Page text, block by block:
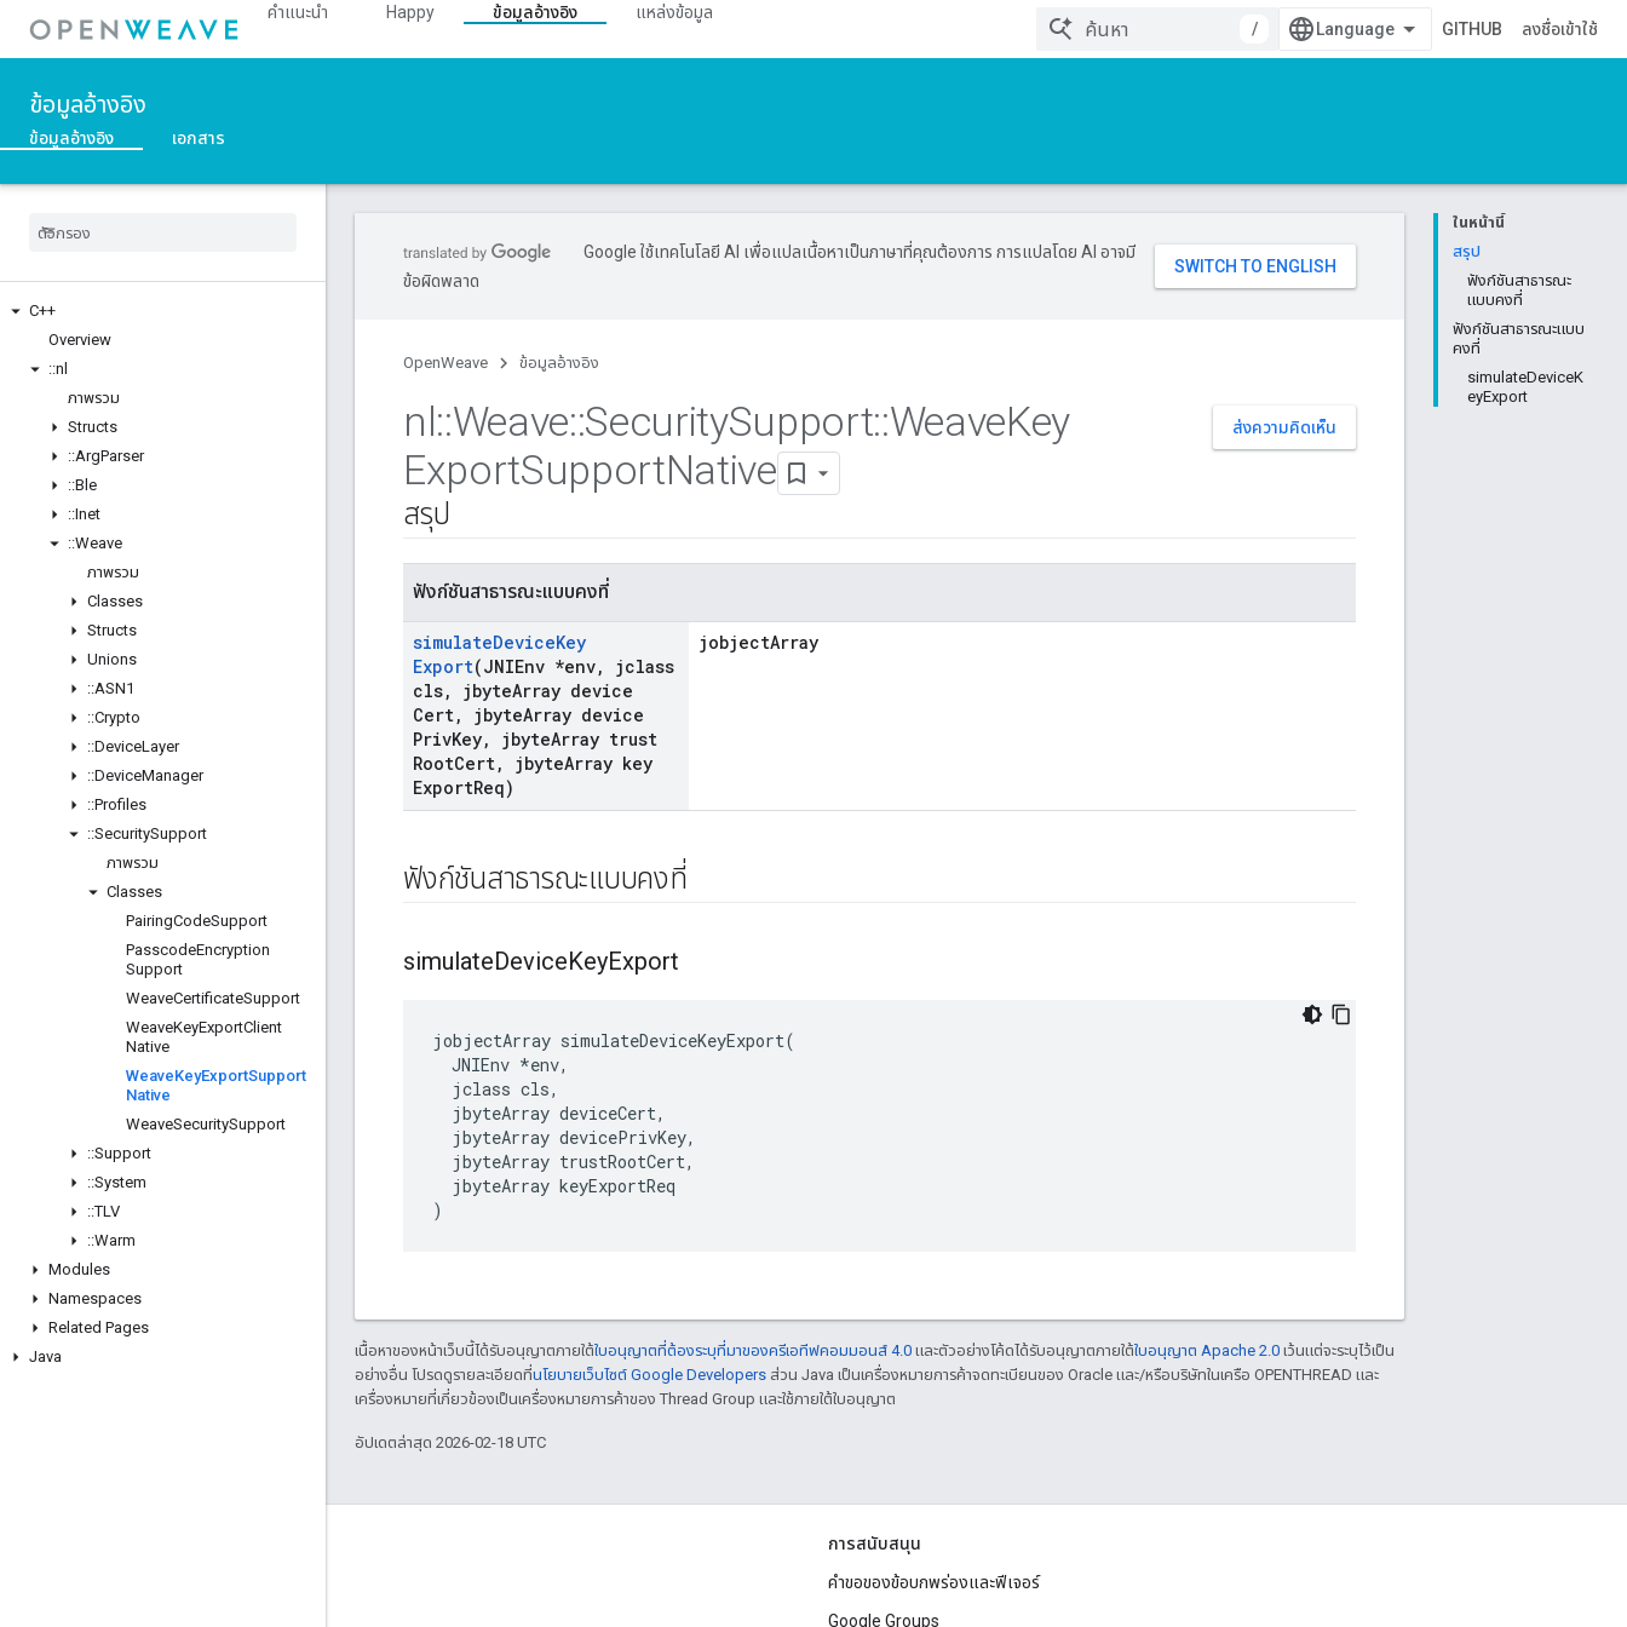
คำแนะนำ Happy ข้อมูลอ้างอิง
แหล่งข้อมูล
/
GITHUB ลงชื่อเข้าใช้
ข้อมูลอ้างอิง
ข้อมูลอ้างอิง เอกสาร
C++
Overview
::nl
ภาพรวม
Structs
::ArgParser
::Ble
::Inet
::Weave
ภาพรวม
Classes
Structs
Unions
::ASN1
::Crypto
::DeviceLayer
::DeviceManager
::Profiles
::SecuritySupport
ภาพรวม
Classes
PairingCodeSupport
PasscodeEncryption
Support
WeaveCertificateSupport
WeaveKeyExportClient
Native
WeaveKeyExportSupport
Native
WeaveSecuritySupport
::Support
::System
::TLV
::Warm
Modules
Namespaces
Related Pages
Java
ในหน้านี้
สรุป
ฟังก์ชันสาธารณะ
แบบคงที่
ฟังก์ชันสาธารณะแบบ
คงที่
simulateDeviceK
eyExport
Google ใช้เทคโนโลยี AI เพื่อแปลเนื้อหาเป็นภาษาที่คุณต้องการ การแปลโดย AI อาจมี
ข้อผิดพลาด
OpenWeave ข้อมูลอ้างอิง
ส่งความคิดเห็น
nl::Weave::SecuritySupport::WeaveKey
ExportSupportNative
สรุป
ฟังก์ชันสาธารณะแบบคงที่
simulateDeviceKey
Export(JNIEnv *env,
jclass
cls, jbyteArray device
Cert, jbyteArray device
PrivKey, jbyteArray trust
RootCert, jbyteArray key
ExportReq)
jobjectArray
ฟังก์ชันสาธารณะแบบคงที่
simulateDeviceKeyExport
jobjectArray simulateDeviceKeyExport(
  JNIEnv *env,
  jclass cls,
  jbyteArray deviceCert,
  jbyteArray devicePrivKey,
  jbyteArray trustRootCert,
  jbyteArray keyExportReq
)
เนื้อหาของหน้าเว็บนี้ได้รับอนุญาตภายใต้ใบอนุญาตที่ต้องระบุที่มาของครีเอทีฟคอมมอนส์ 4.0 และตัวอย่างโค้ดได้รับอนุญาตภายใต้ใบอนุญาต Apache 2.0 เว้นแต่จะระบุไว้เป็น
อย่างอื่น โปรดดูรายละเอียดที่นโยบายเว็บไซต์ Google Developers ส่วน Java เป็นเครื่องหมายการค้าจดทะเบียนของ Oracle และ/หรือบริษัทในเครือ OPENTHREAD และ
เครื่องหมายที่เกี่ยวข้องเป็นเครื่องหมายการค้าของ Thread Group และใช้ภายใต้ใบอนุญาต
อัปเดตล่าสุด 2026-02-18 UTC
การสนับสนุน
คำขอของข้อบกพร่องและฟีเจอร์
Google Groups